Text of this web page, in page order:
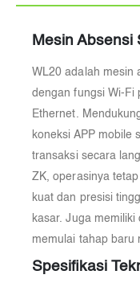
Mesin Absensi
WL20 adalah mesin
dengan fungsi Wi-Fi
Ethernet.
koneksi APP mobile
transaksi secara
ZK, operasinya
kuat dan presisi
kasar. Juga
memulai tahap baru
Spesifikasi